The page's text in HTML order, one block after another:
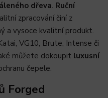
dřeva. Ruční
zpracování činí z
a vysoce kvalitní produkt.
VG10, Brute, Intense či
můžete dokoupit luxusní
čepele.
Forged